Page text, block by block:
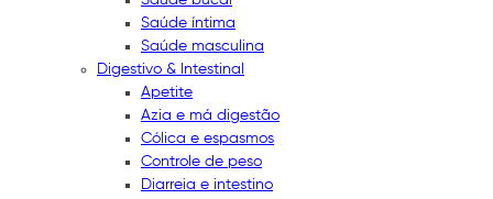
Saúde íntima
Saúde masculina
Digestivo & Intestinal
Apetite
Azia e má digestão
Cólica e espasmos
Controle de peso
Diarreia e intestino